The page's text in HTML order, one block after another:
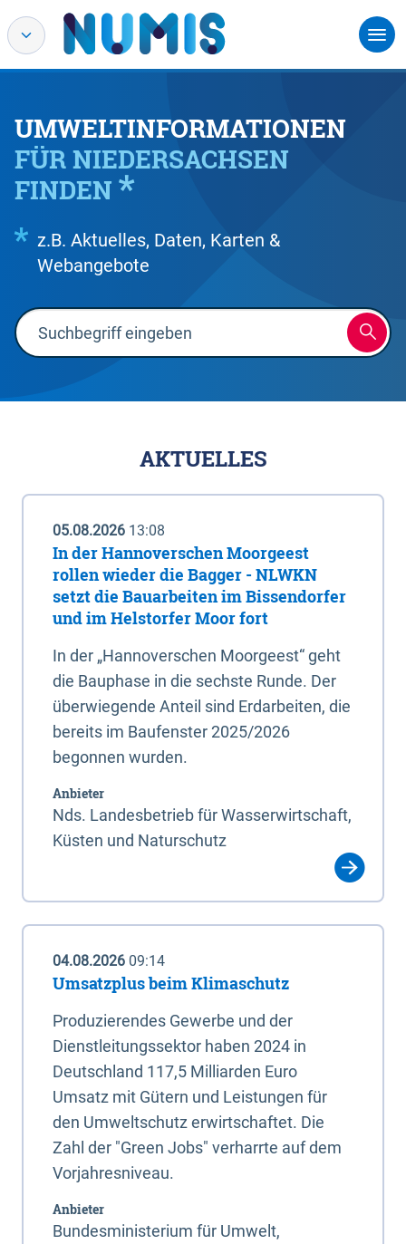
UMWELTINFORMATIONEN
FÜR NIEDERSACHSEN
FINDEN
z.B. Aktuelles, Daten, Karten &
Webangebote
AKTUELLES
05.08.2026 13:08
In der Hannoverschen Moorgeest
rollen wieder die Bagger - NLWKN
setzt die Bauarbeiten im Bissendorfer
und im Helstorfer Moor fort
In der „Hannoverschen Moorgeest“ geht
die Bauphase in die sechste Runde. Der
überwiegende Anteil sind Erdarbeiten, die
bereits im Baufenster 2025/2026
begonnen wurden.
Anbieter
Nds. Landesbetrieb für Wasserwirtschaft,
Küsten und Naturschutz
04.08.2026 09:14
Umsatzplus beim Klimaschutz
Produzierendes Gewerbe und der
Dienstleitungssektor haben 2024 in
Deutschland 117,5 Milliarden Euro
Umsatz mit Gütern und Leistungen für
den Umweltschutz erwirtschaftet. Die
Zahl der "Green Jobs" verharrte auf dem
Vorjahresniveau.
Anbieter
Bundesministerium für Umwelt,